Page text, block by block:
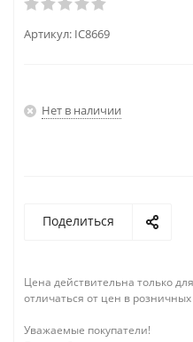
Артикул: IC8669
Нет в наличии
Поделиться
Цена действительна только
отличаться от цен в
Уважаемые покупатели!